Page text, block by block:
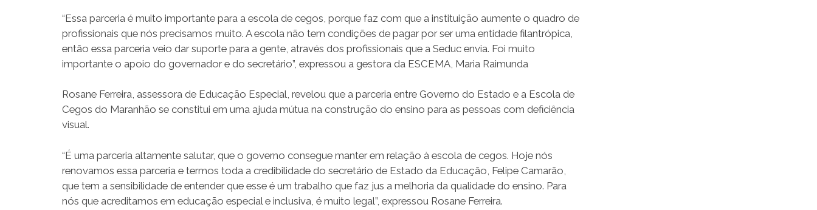
“Essa parceria é muito importante para a escola de cegos, porque faz com que a instituição aumente o quadro de
profissionais que nós precisamos muito. A escola não tem condições de pagar por ser uma entidade filantrópica,
então essa parceria veio dar suporte para a gente, através dos profissionais que a Seduc envia. Foi muito
importante o apoio do governador e do secretário”, expressou a gestora da ESCEMA, Maria Raimunda
Rosane Ferreira, assessora de Educação Especial, revelou que a parceria entre Governo do Estado e a Escola de
Cegos do Maranhão se constitui em uma ajuda mútua na construção do ensino para as pessoas com deficiência
visual.
“É uma parceria altamente salutar, que o governo consegue manter em relação à escola de cegos. Hoje nós
renovamos essa parceria e termos toda a credibilidade do secretário de Estado da Educação, Felipe Camarão,
que tem a sensibilidade de entender que esse é um trabalho que faz jus a melhoria da qualidade do ensino. Para
nós que acreditamos em educação especial e inclusiva, é muito legal”, expressou Rosane Ferreira.